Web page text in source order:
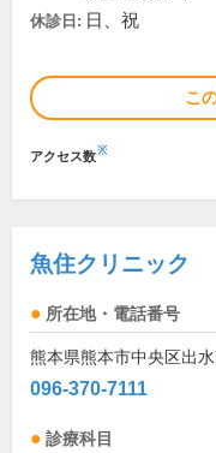
休診日: 日、祝
こ
アクセス数※
魚住クリニック
所在地・電話番号
熊本県熊本市中央区出
096-370-7111
診療科目